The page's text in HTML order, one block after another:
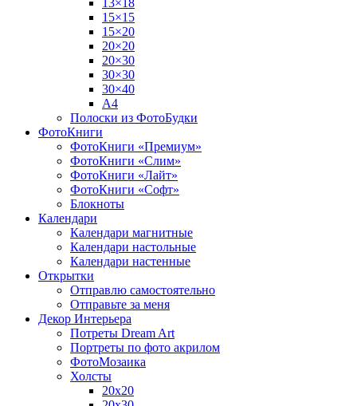
13×18
15×15
15×20
20×20
20×30
30×30
30×40
A4
Полоски из ФотоБудки
ФотоКниги
ФотоКниги «Премиум»
ФотоКниги «Слим»
ФотоКниги «Лайт»
ФотоКниги «Софт»
Блокноты
Календари
Календари магнитные
Календари настольные
Календари настенные
Открытки
Отправлю самостоятельно
Отправьте за меня
Декор Интерьера
Потреты Dream Art
Портреты по фото акрилом
ФотоМозаика
Холсты
20х20